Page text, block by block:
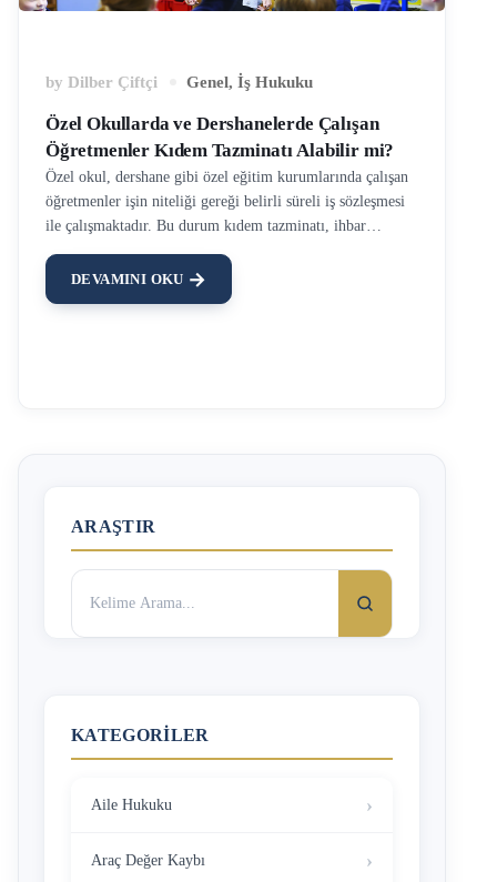
by Dilber Çiftçi Genel, İş Hukuku
Özel Okullarda ve Dershanelerde Çalışan
Öğretmenler Kıdem Tazminatı Alabilir mi?
Özel okul, dershane gibi özel eğitim kurumlarında çalışan
öğretmenler işin niteliği gereği belirli süreli iş sözleşmesi
ile çalışmaktadır. Bu durum kıdem tazminatı, ihbar
süreli iş sözleşmelerine kıyasla bazı farklılıklar
yaratmaktadır. Özel okul öğretmenlerinin özlük hakları,
DEVAMINI OKU
ARAŞTIR
Arama:
KATEGORILER
Aile Hukuku
Araç Değer Kaybı